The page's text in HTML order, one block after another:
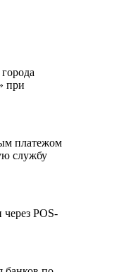
при
платежом
службу
POS-